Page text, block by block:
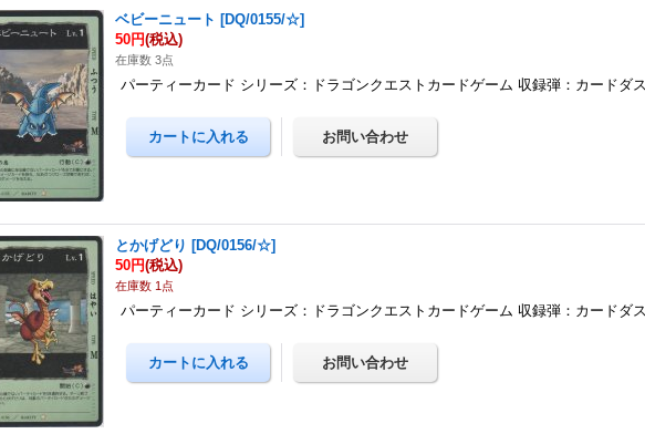
ベビーニュート [DQ/0155/☆]
50円(税込)
在庫数 3点
パーティーカード シリーズ：ドラゴンクエストカードゲーム 収録弾：カードダ
とかげどり [DQ/0156/☆]
50円(税込)
在庫数 1点
パーティーカード シリーズ：ドラゴンクエストカードゲーム 収録弾：カードダ